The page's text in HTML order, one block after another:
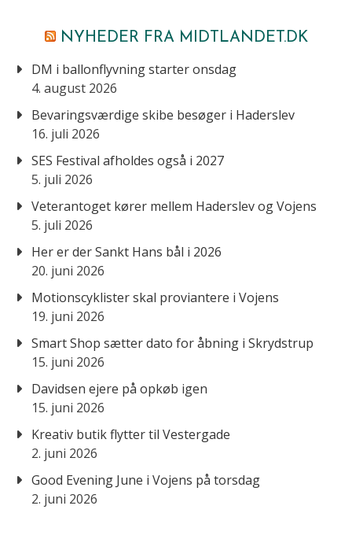
NYHEDER FRA MIDTLANDET.DK
DM i ballonflyvning starter onsdag
4. august 2026
Bevaringsværdige skibe besøger i Haderslev
16. juli 2026
SES Festival afholdes også i 2027
5. juli 2026
Veterantoget kører mellem Haderslev og Vojens
5. juli 2026
Her er der Sankt Hans bål i 2026
20. juni 2026
Motionscyklister skal proviantere i Vojens
19. juni 2026
Smart Shop sætter dato for åbning i Skrydstrup
15. juni 2026
Davidsen ejere på opkøb igen
15. juni 2026
Kreativ butik flytter til Vestergade
2. juni 2026
Good Evening June i Vojens på torsdag
2. juni 2026